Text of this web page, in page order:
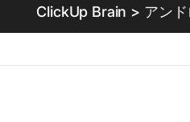
ClickUp Brain > アン